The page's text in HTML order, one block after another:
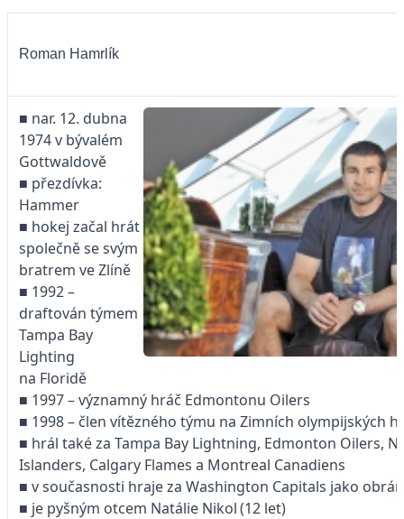
Roman Hamrlík
■ nar. 12. dubna
1974 ­v ­bývalém
Gottwaldově
■ přezdívka:
Hammer
■ hokej začal hrát
společně se svým
bratrem ve Zlíně
■ 1992 –
draftován týmem
Tampa Bay
Lighting
na Floridě
■ 1997 – významný hráč Edmontonu Oilers
■ 1998 – člen vítězného týmu na Zimních olympijských
■ hrál také za Tampa Bay Lightning, Edmonton Oilers,
Islanders, Calgary Flames a Montreal Canadiens
■ v současnosti hraje za ­Washington Capitals jako
■ je pyšným otcem Natálie ­Nikol (12 let)